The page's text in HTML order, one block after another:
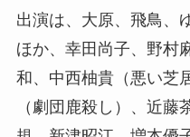
出演は、大原、飛鳥、
ほか、幸田尚子、野村
和、中西柚貴（悪い芝
（劇団鹿殺し）、近藤